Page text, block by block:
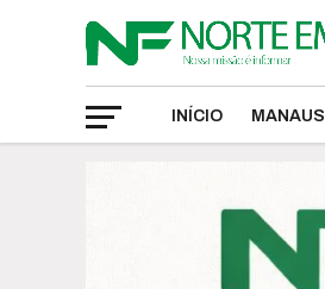
INÍCIO MANAUS